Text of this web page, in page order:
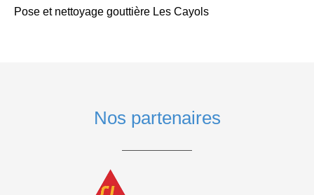
Pose et nettoyage gouttière Les Cayols
Nos partenaires